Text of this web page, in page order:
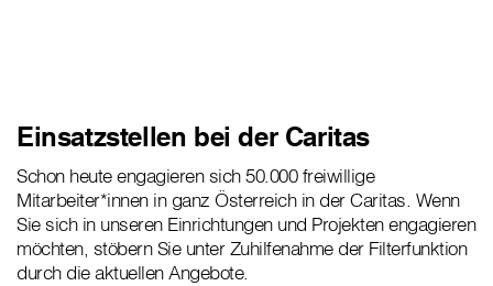
Einsatzstellen bei der Caritas
Schon heute engagieren sich 50.000 freiwillige
Mitarbeiter*innen in ganz Österreich in der Caritas. Wenn
Sie sich in unseren Einrichtungen und Projekten engagieren
möchten, stöbern Sie unter Zuhilfenahme der Filterfunktion
durch die aktuellen Angebote.